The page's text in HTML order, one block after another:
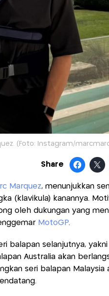
(Foto: Instagram/
Share
Marquez, menunjukkan
(klavikula) kanannya.
oleh dukungan yang
MotoGP.
balapan selanjutnya,
Australia akan
seri balapan Malaysia